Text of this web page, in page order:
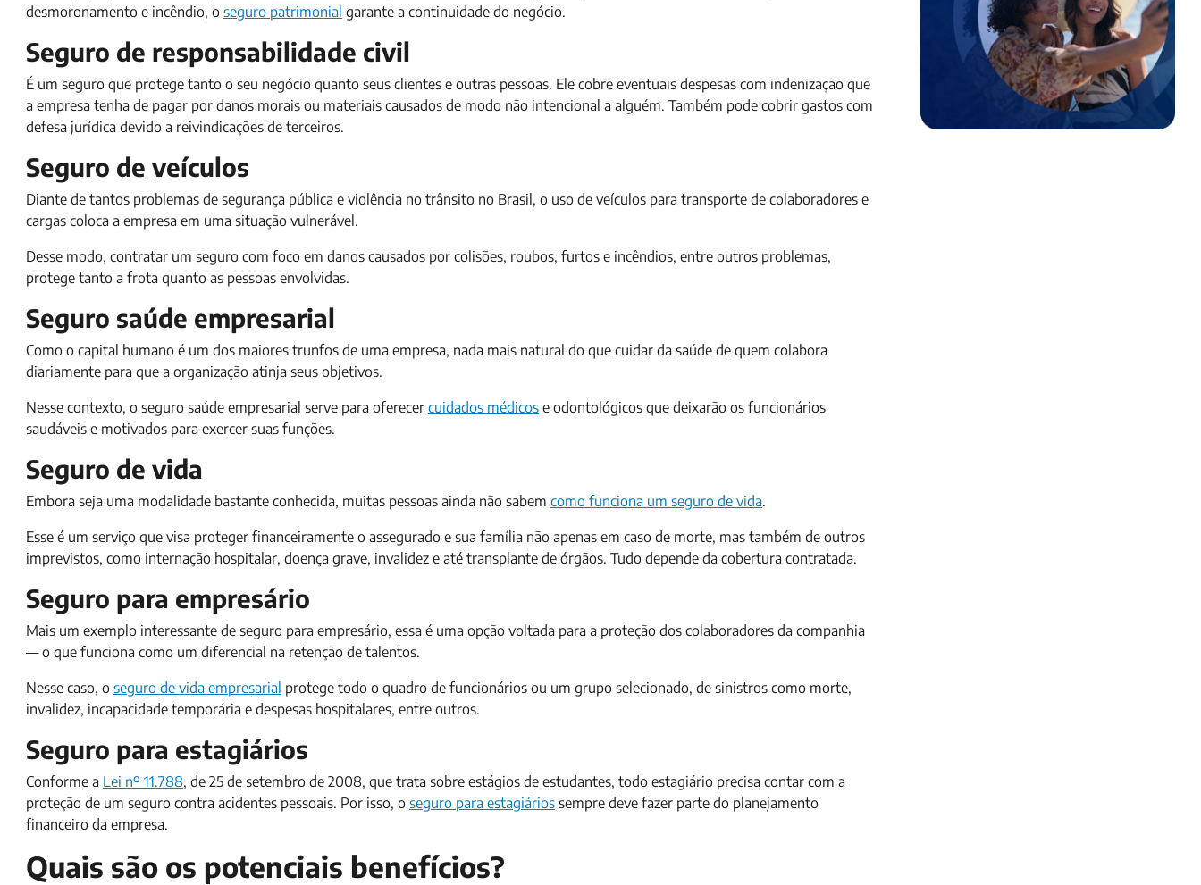
desmoronamento e incêndio, o seguro patrimonial garante a continuidade do negócio.
Seguro de responsabilidade civil
É um seguro que protege tanto o seu negócio quanto seus clientes e outras pessoas. Ele cobre eventuais despesas com indenização que
a empresa tenha de pagar por danos morais ou materiais causados de modo não intencional a alguém. Também pode cobrir gastos com
defesa jurídica devido a reivindicações de terceiros.
Seguro de veículos
Diante de tantos problemas de segurança pública e violência no trânsito no Brasil, o uso de veículos para transporte de colaboradores e
cargas coloca a empresa em uma situação vulnerável.
Desse modo, contratar um seguro com foco em danos causados por colisões, roubos, furtos e incêndios, entre outros problemas,
protege tanto a frota quanto as pessoas envolvidas.
Seguro saúde empresarial
Como o capital humano é um dos maiores trunfos de uma empresa, nada mais natural do que cuidar da saúde de quem colabora
diariamente para que a organização atinja seus objetivos.
Nesse contexto, o seguro saúde empresarial serve para oferecer cuidados médicos e odontológicos que deixarão os funcionários
saudáveis e motivados para exercer suas funções.
Seguro de vida
Embora seja uma modalidade bastante conhecida, muitas pessoas ainda não sabem como funciona um seguro de vida.
Esse é um serviço que visa proteger financeiramente o assegurado e sua família não apenas em caso de morte, mas também de outros
imprevistos, como internação hospitalar, doença grave, invalidez e até transplante de órgãos. Tudo depende da cobertura contratada.
Seguro para empresário
Mais um exemplo interessante de seguro para empresário, essa é uma opção voltada para a proteção dos colaboradores da companhia
— o que funciona como um diferencial na retenção de talentos.
Nesse caso, o seguro de vida empresarial protege todo o quadro de funcionários ou um grupo selecionado, de sinistros como morte,
invalidez, incapacidade temporária e despesas hospitalares, entre outros.
Seguro para estagiários
Conforme a Lei nº 11.788, de 25 de setembro de 2008, que trata sobre estágios de estudantes, todo estagiário precisa contar com a
proteção de um seguro contra acidentes pessoais. Por isso, o seguro para estagiários sempre deve fazer parte do planejamento
financeiro da empresa.
Quais são os potenciais benefícios?